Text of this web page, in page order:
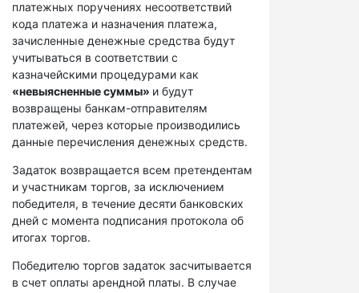
платежных поручениях несоответствий
кода платежа и назначения платежа,
зачисленные денежные средства будут
учитываться в соответствии с
казначейскими процедурами как
«невыясненные суммы» и будут
возвращены банкам-отправителям
платежей, через которые производились
данные перечисления денежных средств.
Задаток возвращается всем претендентам
и участникам торгов, за исключением
победителя, в течение десяти банковских
дней с момента подписания протокола об
итогах торгов.
Победителю торгов задаток засчитывается
в счет оплаты арендной платы. В случае